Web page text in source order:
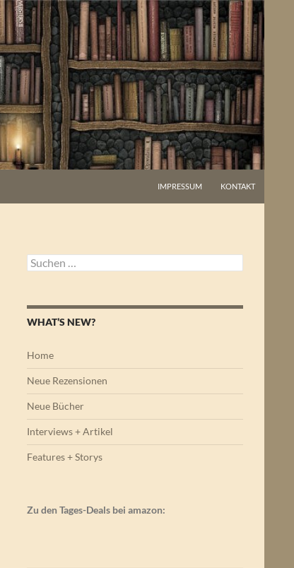
IMPRESSUM KONTAKT
Suchen
nach:
WHAT’S NEW?
Home
Neue Rezensionen
Neue Bücher
Interviews + Artikel
Features + Storys
Zu den Tages-Deals bei amazon: